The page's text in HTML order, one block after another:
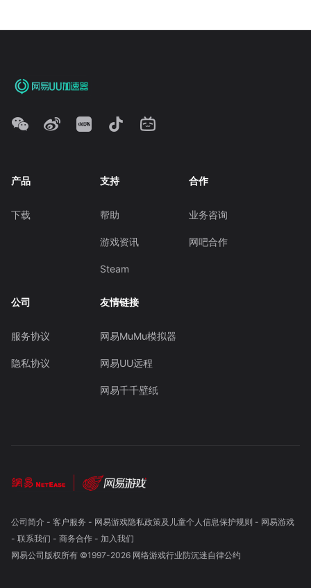
产品
下载
支持
帮助
游戏资讯
Steam
合作
业务咨询
网吧合作
公司
服务协议
隐私协议
友情链接
网易MuMu模拟器
网易UU远程
网易千千壁纸
公司简介- 客户服务 - 网易游戏隐私政策及儿童个人信息保护规则 - 网易游戏
- 联系我们 - 商务合作- 加入我们
网易公司版权所有 ©1997-2026 网络游戏行业防沉迷自律公约